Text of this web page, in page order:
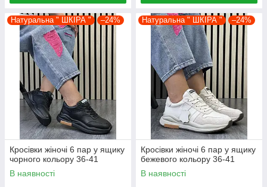
Натуральна " ШКІРА " –24%
Кросівки жіночі 6 пар у ящику
чорного кольору 36-41
В наявності
Натуральна " ШКІРА " –24%
Кросівки жіночі 6 пар у ящику
бежевого кольору 36-41
В наявності